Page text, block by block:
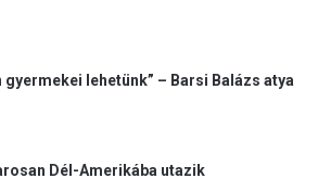
gyermekei lehetünk” – Barsi Balázs atya
Dél-Amerikába utazik